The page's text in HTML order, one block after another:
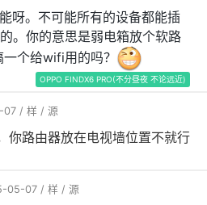
呀。不可能所有的设备都能插
。你的意思是弱电箱放个软路
个给wifi用的吗？
OPPO FINDX6 PRO(不分昼夜 不论远近)
07 / 样 / 源
你路由器放在电视墙位置不就行
05-07 / 样 / 源